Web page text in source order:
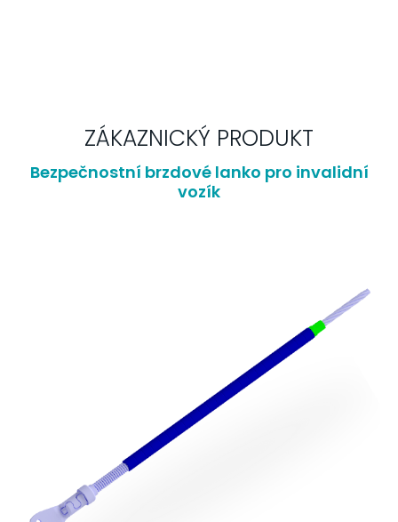
ZÁKAZNICKÝ PRODUKT
Bezpečnostní brzdové lanko pro invalidní
vozík